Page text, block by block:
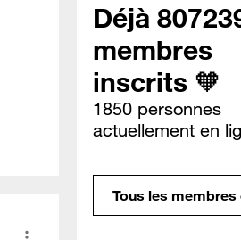
Déjà
membres
inscrits 🧡
1850 personnes
actuellement en
Tous les membres